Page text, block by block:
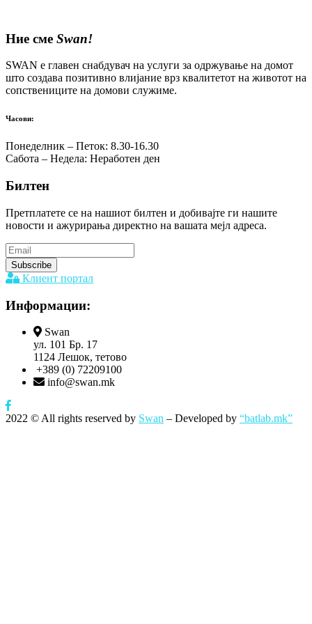
Ние сме Swan!
SWAN е главен снабдувач на услуги за одржување на домот
што создава позитивно влијание врз квалитетот на животот на
сопствениците на домови служиме.
Часови:
Понеделник – Петок: 8.30-16.30
Сабота – Недела: Неработен ден
Билтен
Претплатете се на нашиот билтен и добивајте ги нашите
новости и ажурирања директно на вашата мејл адреса.
Клиент портал
Информации:
Swan
ул. 101 Бр. 17
1124 Лешок, тетово
+389 (0) 72209100
info@swan.mk
2022 © All rights reserved by Swan – Developed by “batlab.mk”